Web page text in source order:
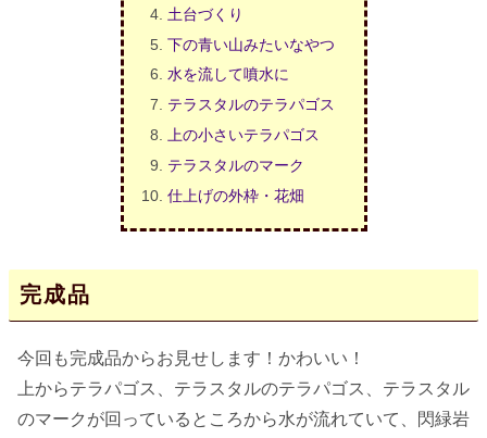
土台づくり
下の青い山みたいなやつ
水を流して噴水に
テラスタルのテラパゴス
上の小さいテラパゴス
テラスタルのマーク
仕上げの外枠・花畑
完成品
今回も完成品からお見せします！かわいい！
上からテラパゴス、テラスタルのテラパゴス、テラスタル
のマークが回っているところから水が流れていて、閃緑岩